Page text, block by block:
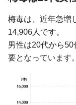
梅毒は、近年急増
14,906人です。
男性は20代から
要となっています。